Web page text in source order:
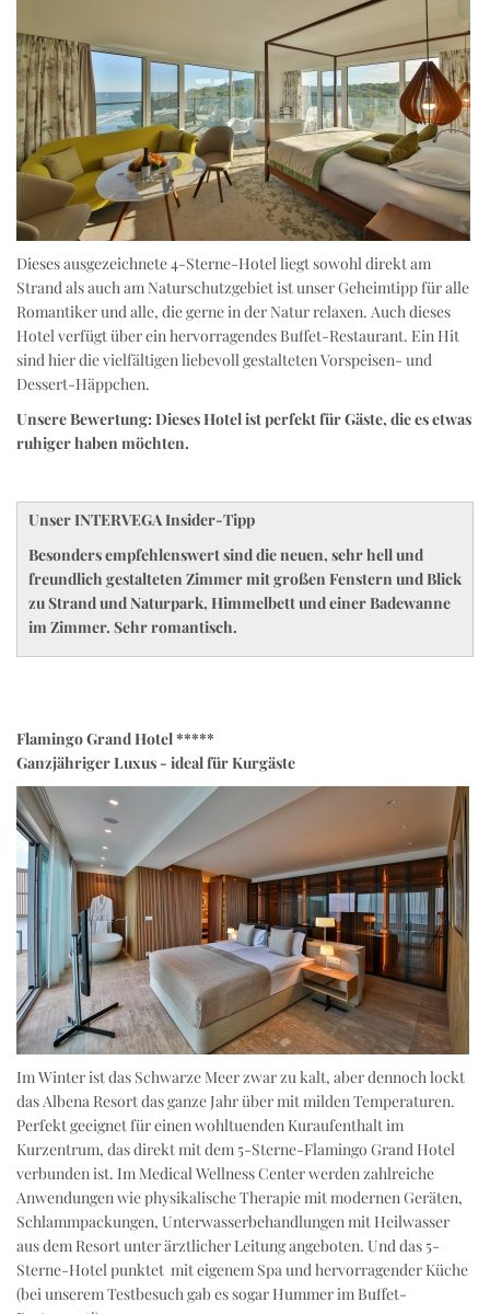
Dieses ausgezeichnete 4-Sterne-Hotel liegt sowohl direkt am
Strand als auch am Naturschutzgebiet ist unser Geheimtipp für alle
Romantiker und alle, die gerne in der Natur relaxen. Auch dieses
Hotel verfügt über ein hervorragendes Buffet-Restaurant. Ein Hit
sind hier die vielfältigen liebevoll gestalteten Vorspeisen- und
Dessert-Häppchen.
Unsere Bewertung: Dieses Hotel ist perfekt für Gäste, die es etwas
ruhiger haben möchten.
Unser INTERVEGA Insider-Tipp
Besonders empfehlenswert sind die neuen, sehr hell und
freundlich gestalteten Zimmer mit großen Fenstern und Blick
zu Strand und Naturpark, Himmelbett und einer Badewanne
im Zimmer. Sehr romantisch.
Flamingo Grand Hotel *****
Ganzjähriger Luxus - ideal für Kurgäste
Im Winter ist das Schwarze Meer zwar zu kalt, aber dennoch lockt
das Albena Resort das ganze Jahr über mit milden Temperaturen.
Perfekt geeignet für einen wohltuenden Kuraufenthalt im
Kurzentrum, das direkt mit dem 5-Sterne-Flamingo Grand Hotel
verbunden ist. Im Medical Wellness Center werden zahlreiche
Anwendungen wie physikalische Therapie mit modernen Geräten,
Schlammpackungen, Unterwasserbehandlungen mit Heilwasser
aus dem Resort unter ärztlicher Leitung angeboten. Und das 5-
Sterne-Hotel punktet mit eigenem Spa und hervorragender Küche
(bei unserem Testbesuch gab es sogar Hummer im Buffet-